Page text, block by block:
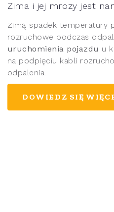
Zima i jej mrozy jest
Zimą spadek temperatury
rozruchowe podczas
uruchomienia pojazdu u
na podpięciu kabli
odpalenia.
DOWIEDZ SIĘ